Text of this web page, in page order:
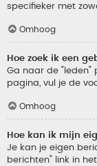
specifieker met
Omhoog
Hoe zoek ik een
Ga naar de "leden"
pagina, vul je de
Omhoog
Hoe kan ik mijn
Je kan je eigen
berichten" link in